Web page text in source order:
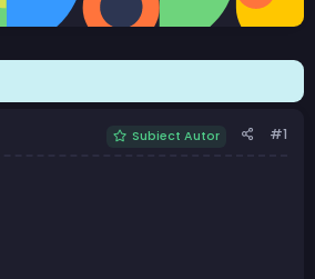
Subiect Autor #1